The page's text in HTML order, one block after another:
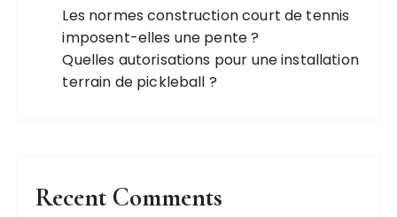
Les normes construction court de tennis
imposent-elles une pente ?
Quelles autorisations pour une installation
terrain de pickleball ?
Recent Comments